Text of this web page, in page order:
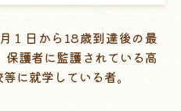
１日から18歳到達後の最
護者に監護されている高
に就学している者。